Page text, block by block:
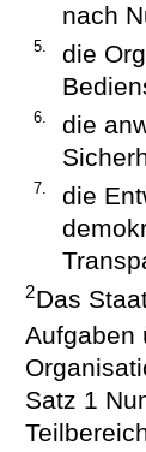
nach
5.
die
6.
die
7.
die
2Das
Satz 1